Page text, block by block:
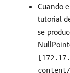
Cuando
tutorial
se